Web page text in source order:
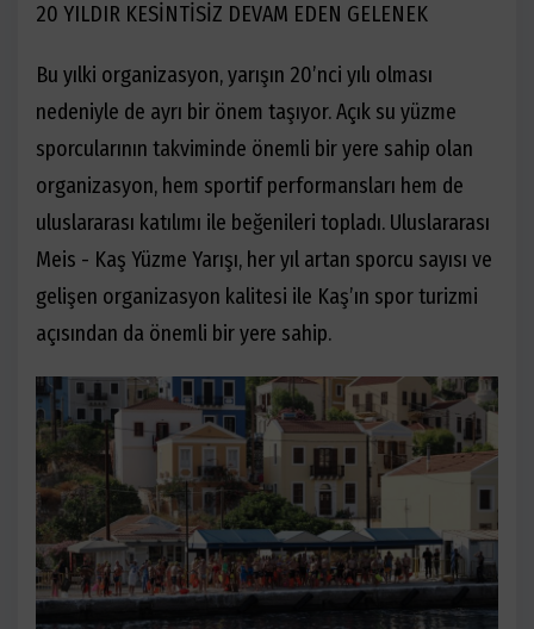
20 YILDIR KESİNTİSİZ DEVAM EDEN GELENEK
Bu yılki organizasyon, yarışın 20’nci yılı olması
nedeniyle de ayrı bir önem taşıyor. Açık su yüzme
sporcularının takviminde önemli bir yere sahip olan
organizasyon, hem sportif performansları hem de
uluslararası katılımı ile beğenileri topladı. Uluslararası
Meis - Kaş Yüzme Yarışı, her yıl artan sporcu sayısı ve
gelişen organizasyon kalitesi ile Kaş’ın spor turizmi
açısından da önemli bir yere sahip.